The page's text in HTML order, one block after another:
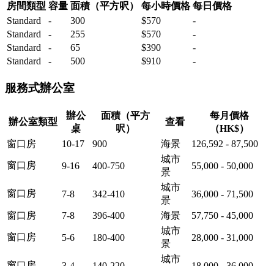
房間類型 容量 面積（平方呎） 每小時價格 每日價格
Standard
- 300 $570
-
Standard
- 255 $570
-
Standard
- 65 $390
-
Standard
- 500 $910 -
服務式辦公室
辦公室類型
辦公
桌
面積（平方
呎）
查看
每月價格
（HK$）
窗口房
10-17 900 海景 126,592 - 87,500
窗口房 9-16 400-750
城市
景
55,000 - 50,000
窗口房 7-8 342-410
城市
景
36,000 - 71,500
窗口房 7-8 396-400 海景 57,750 - 45,000
窗口房 5-6 180-400
城市
景
28,000 - 31,000
城市